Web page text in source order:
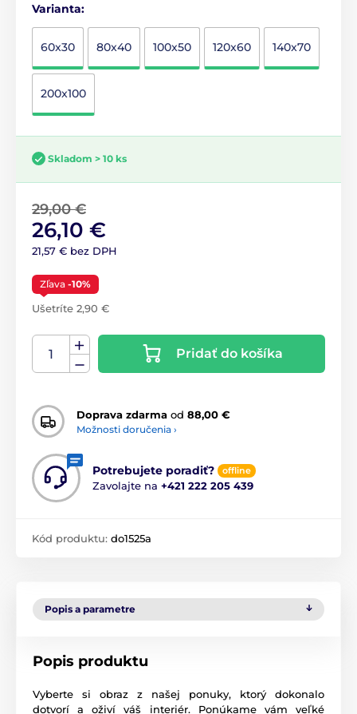
Varianta:
60x30 80x40 100x50 120x60 140x70
200x100
Skladom > 10 ks
29,00 €
26,10 €
21,57 € bez DPH
Zľava -10%
Ušetríte 2,90 €
Pridať do košíka
Doprava zdarma od 88,00 €
Možnosti doručenia ›
Potrebujete poradiť? offline
Zavolajte na +421 222 205 439
Kód produktu: do1525a
Popis a parametre
Popis produktu
Vyberte si obraz z našej ponuky, ktorý dokonalo
dotvorí a oživí váš interiér. Ponúkame vám veľké